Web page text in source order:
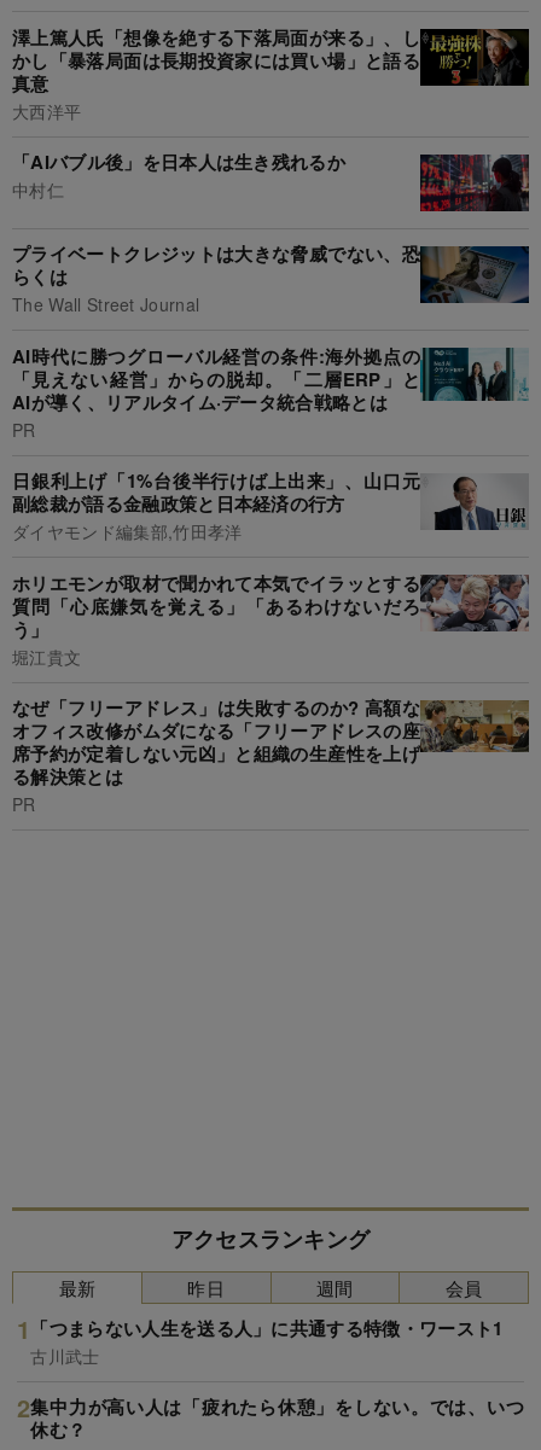
澤上篤人氏「想像を絶する下落局面が来る」、し
かし「暴落局面は長期投資家には買い場」と語る
真意
大西洋平
「AIバブル後」を日本人は生き残れるか
中村仁
プライベートクレジットは大きな脅威でない、恐
らくは
The Wall Street Journal
AI時代に勝つグローバル経営の条件:海外拠点の
「見えない経営」からの脱却。「二層ERP」と
AIが導く、リアルタイム·データ統合戦略とは
PR
日銀利上げ「1%台後半行けば上出来」、山口元
副総裁が語る金融政策と日本経済の行方
ダイヤモンド編集部,竹田孝洋
ホリエモンが取材で聞かれて本気でイラッとする
質問「心底嫌気を覚える」「あるわけないだろ
う」
堀江貴文
なぜ「フリーアドレス」は失敗するのか? 高額な
オフィス改修がムダになる「フリーアドレスの座
席予約が定着しない元凶」と組織の生産性を上げ
る解決策とは
PR
アクセスランキング
最新
「つまらない人生を送る人」に共通する特徴・ワースト1
古川武士
集中力が高い人は「疲れたら休憩」をしない。では、いつ
休む？
昨日 週間 会員